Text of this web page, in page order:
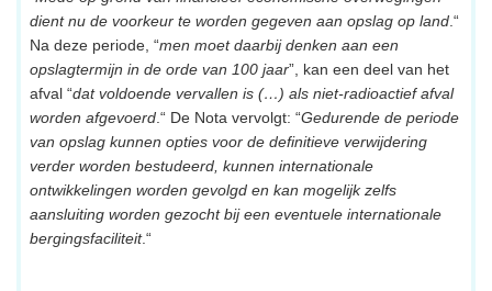
dient nu de voorkeur te worden gegeven aan opslag op land.“
Na deze periode, “men moet daarbij denken aan een
opslagtermijn in de orde van 100 jaar”, kan een deel van het
afval “dat voldoende vervallen is (…) als niet-radioactief afval
worden afgevoerd.“ De Nota vervolgt: “Gedurende de periode
van opslag kunnen opties voor de definitieve verwijdering
verder worden bestudeerd, kunnen internationale
ontwikkelingen worden gevolgd en kan mogelijk zelfs
aansluiting worden gezocht bij een eventuele internationale
bergingsfaciliteit.“